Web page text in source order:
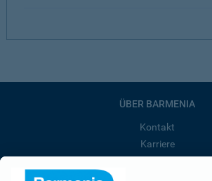
ÜBER BARMENIA
Kontakt
Karriere